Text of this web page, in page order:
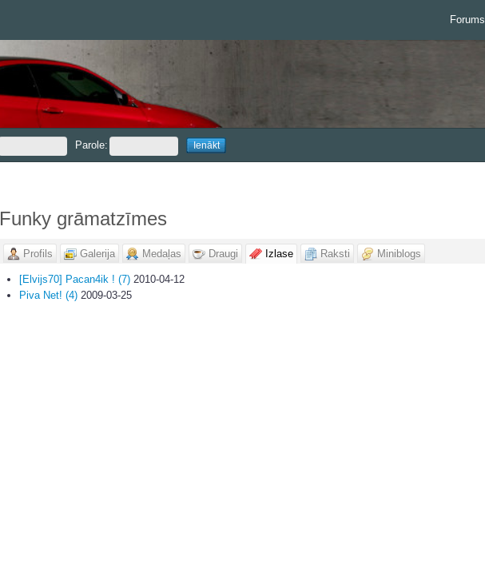
Forums
Parole:
Funky grāmatzīmes
Profils Galerija Medaļas Draugi Izlase Raksti Miniblogs
[Elvijs70] Pacan4ik ! (7) 2010-04-12
Piva Net! (4) 2009-03-25